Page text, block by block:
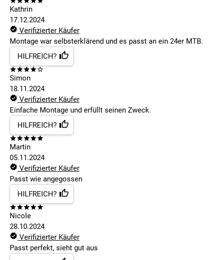
Kathrin
17.12.2024
Verifizierter Käufer
Montage war selbsterklärend und es passt an ein 24er MTB.
HILFREICH?
Simon
18.11.2024
Verifizierter Käufer
Einfache Montage und erfüllt seinen Zweck.
HILFREICH?
Martin
05.11.2024
Verifizierter Käufer
Passt wie angegossen
HILFREICH?
Nicole
28.10.2024
Verifizierter Käufer
Passt perfekt, sieht gut aus